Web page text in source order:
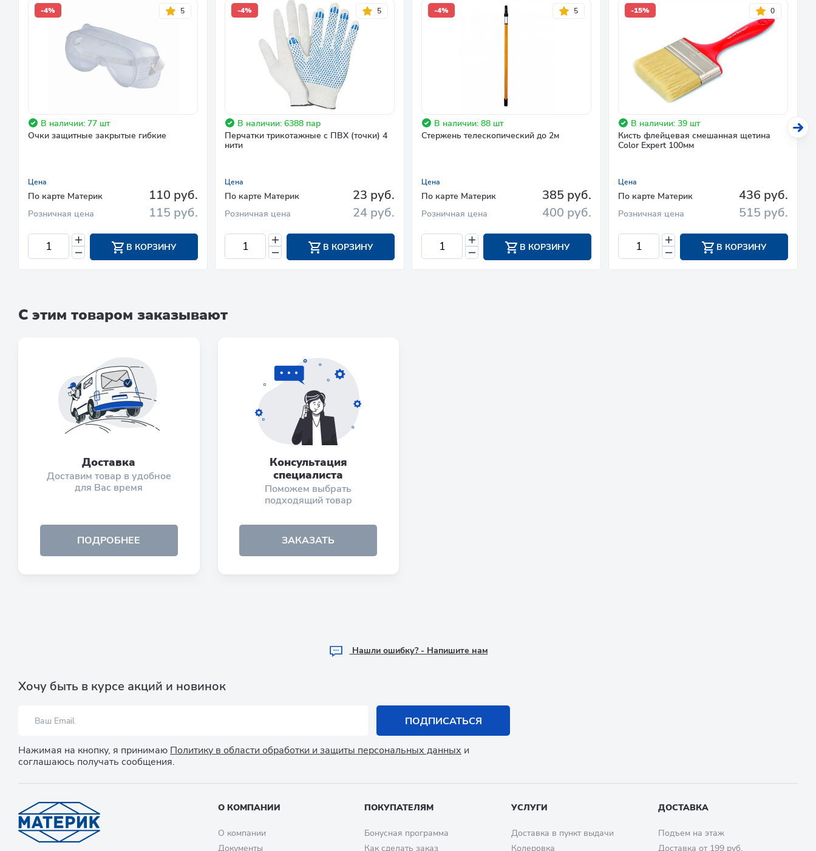
-4% 5
В наличии: 77 шт
Очки защитные закрытые гибкие
Цена
По карте Материк 110 руб.
Розничная цена 115 руб.
В КОРЗИНУ
-4% 5
В наличии: 6388 пар
Перчатки трикотажные с ПВХ (точки) 4
нити
Цена
По карте Материк 23 руб.
Розничная цена 24 руб.
В КОРЗИНУ
-4% 5
В наличии: 88 шт
Стержень телескопический до 2м
Цена
По карте Материк 385 руб.
Розничная цена 400 руб.
В КОРЗИНУ
-15% 0
В наличии: 39 шт
Кисть флейцевая смешанная щетина
Color Expert 100мм
Цена
По карте Материк 436 руб.
Розничная цена 515 руб.
В КОРЗИНУ
С этим товаром заказывают
Доставка
Доставим товар в удобное
для Вас время
ПОДРОБНЕЕ
Консультация
специалиста
Поможем выбрать
подходящий товар
ЗАКАЗАТЬ
Hашли ошибку? - Напишите нам
Хочу быть в курсе акций и новинок
ПОДПИСАТЬСЯ
Нажимая на кнопку, я принимаю Политику в области обработки и защиты персональных данных и
соглашаюсь получать сообщения.
О КОМПАНИИ
О компании
Документы
ПОКУПАТЕЛЯМ
Бонусная программа
Как сделать заказ
УСЛУГИ
Доставка в пункт выдачи
Колеровка
ДОСТАВКА
Подъем на этаж
Доставка от 199 руб.